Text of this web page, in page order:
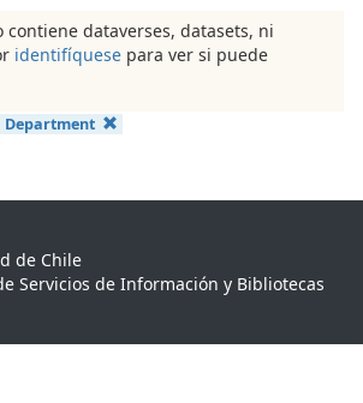
contiene dataverses, datasets, ni
identifíquese para ver si puede
Department
de Chile
Servicios de Información y Bibliotecas